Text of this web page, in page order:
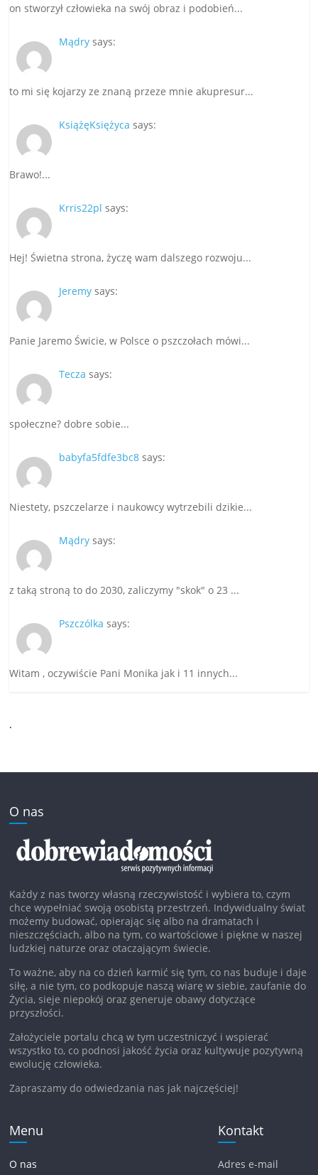
on stworzył człowieka na swój obraz i podobień...
Mądry says:
to mi się kojarzy ze znaną przeze mnie akupresur...
KsiążęKsiężyca says:
Brawo!...
Krris22pl says:
Hej! Świetna strona, życzę wam dalszego rozwoju...
Jeremy says:
Panie Jaremo Świcie, w Polsce o pszczołach mówi...
Tecza says:
społeczne? dobre sobie...
babyfa5fdfe3bc8 says:
Niestety, pszczelarze i naukowcy wytrzebili dzikie...
Mądry says:
z taką stroną to do 2030, zaliczymy "skok" o 23 ...
Pszczólka says:
Witam , oczywiście Pani Monika jak i 11 innych...
.
O nas
Każdy z nas tworzy własną rzeczywistość i wybiera to, czym
chce wypełniać swoją osobistą przestrzeń. Indywidualny świat
możemy budować, opierając się albo na dramatach i
nieszczęściach, albo na tym, co wartościowe i piękne w naszej
ludzkiej naturze oraz otaczającym świecie.
To ważne, aby na co dzień karmić się tym, co nas buduje i daje
siłę, a nie tym, co podkopuje naszą wiarę w siebie, zaufanie do
Życia, sieje niepokój oraz generuje obawy dotyczące
przyszłości.
Założyciele portalu chcą w tym uczestniczyć i wspierać
wszystko to, co podnosi jakość życia oraz kultywuje pozytywną
ewolucję człowieka.
Zapraszamy do odwiedzania nas jak najczęściej!
Menu
O nas
Kontakt
Adres e-mail